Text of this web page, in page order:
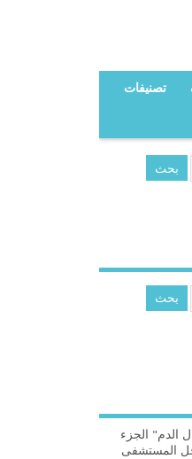
تصنيفات
الدم" الجزء
المستشفى